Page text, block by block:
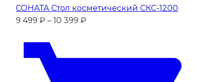
СОНАТА Стол косметический СКС-1200
9 499 ₽ – 10 399 ₽
499 ₽